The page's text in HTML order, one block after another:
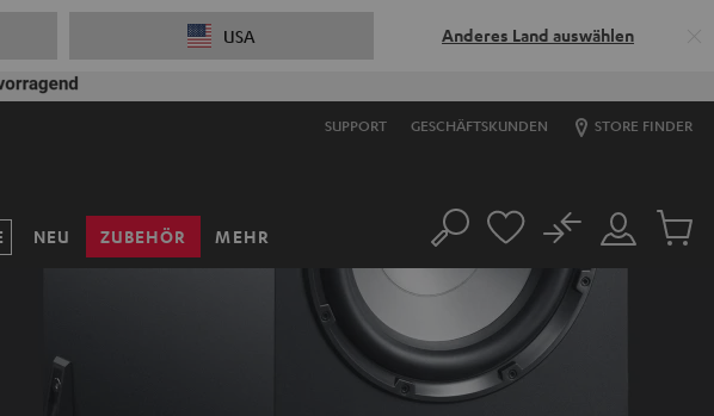
USA Anderes Land auswählen
SUPPORT GESCHÄFTSKUNDEN STORE FINDER
NEU ZUBEHÖR MEHR Suche
Mein
Konto
No
Artikel